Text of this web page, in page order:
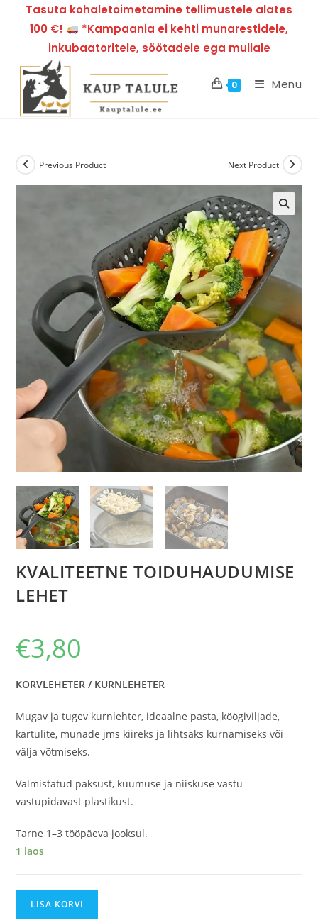
Tasuta kohaletoimetamine tellimustele alates
100 €!
*Kampaania ei kehti munarestidele,
inkubaatoritele, söötadele ega mullale
0 Menu
Previous Product Next Product
KVALITEETNE TOIDUHAUDUMISE
LEHET
€3,80
KORVLEHETER / KURNLEHETER
Mugav ja tugev kurnlehter, ideaalne pasta, köögiviljade,
kartulite, munade jms kiireks ja lihtsaks kurnamiseks või
välja võtmiseks.
Valmistatud paksust, kuumuse ja niiskuse vastu
vastupidavast plastikust.
Tarne 1–3 tööpäeva jooksul.
1 laos
LISA KORVI